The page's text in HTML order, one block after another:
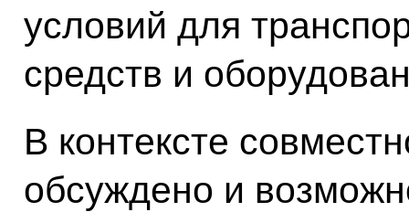
условий для
средств и
В контексте
обсуждено и